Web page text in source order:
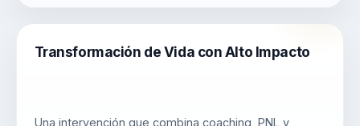
Transformación de Vida con Alto Impacto
Una intervención que combina coaching, PNL y